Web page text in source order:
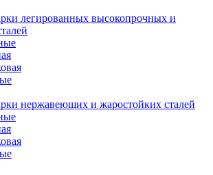
легированных высокопрочных и
нержавеющих и жаростойких сталей